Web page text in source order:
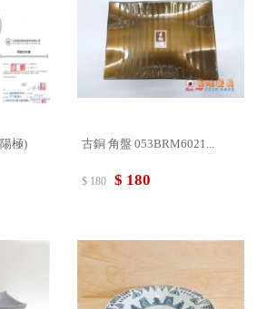
極)
古銅 角盤 053BRM6021...
$ 180 $ 180